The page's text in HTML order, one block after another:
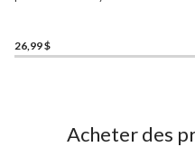
choix varié, 355 mL, paq. 2
26,99 $
Acheter des